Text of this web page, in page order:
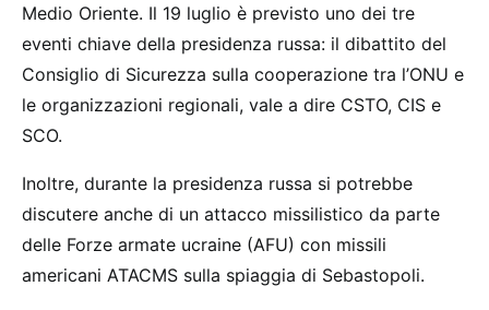
Medio Oriente. Il 19 luglio è previsto uno dei tre
eventi chiave della presidenza russa: il dibattito del
Consiglio di Sicurezza sulla cooperazione tra l’ONU e
le organizzazioni regionali, vale a dire CSTO, CIS e
SCO.
Inoltre, durante la presidenza russa si potrebbe
discutere anche di un attacco missilistico da parte
delle Forze armate ucraine (AFU) con missili
americani ATACMS sulla spiaggia di Sebastopoli.